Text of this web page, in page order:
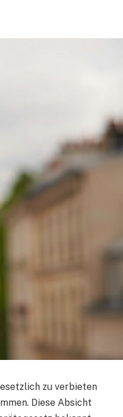
zu verbieten
Diese Absicht